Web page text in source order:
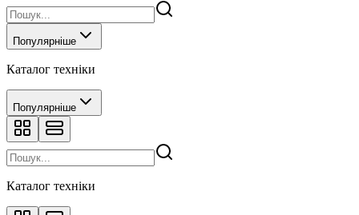
Популярніше
Каталог техніки
Популярніше
Каталог техніки